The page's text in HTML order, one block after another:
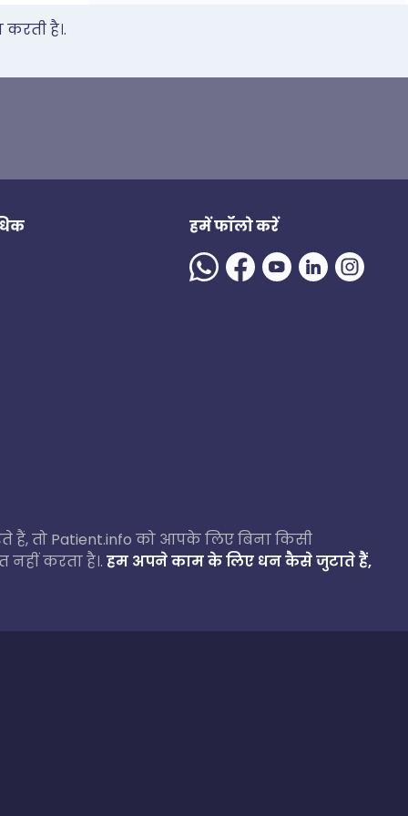
है।.
हमें फॉलो करें
तो Patient.info को आपके लिए बिना किसी
नहीं करता है।. हम अपने काम के लिए धन कैसे जुटाते हैं,